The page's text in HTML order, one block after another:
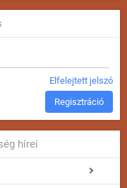
Elfelejtett jelszó
Regisztráció
hírei